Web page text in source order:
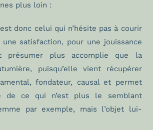
plus loin :
donc celui qui n’hésite pas à courir
satisfaction, pour une jouissance
présumer plus accomplie que la
puisqu’elle vient récupérer
fondateur, causal et permet
de ce qui n’est plus le semblant
par exemple, mais l’objet lui-